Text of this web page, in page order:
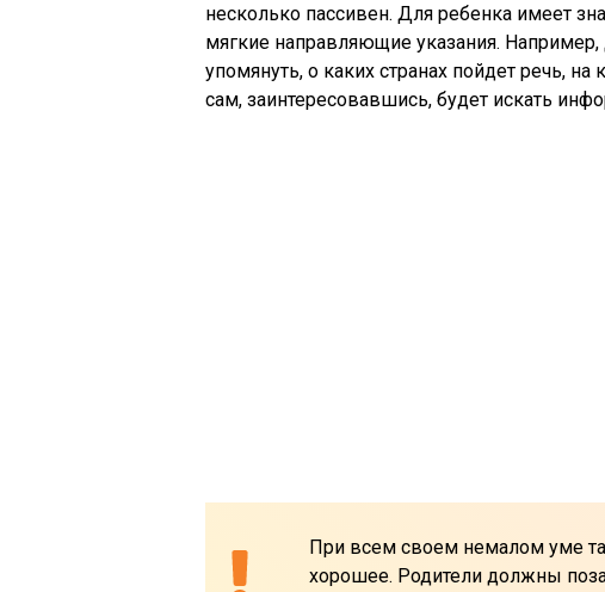
несколько пассивен. Для ребенка имеет
мягкие направляющие указания. Например,
упомянуть, о каких странах пойдет речь,
сам, заинтересовавшись, будет искать
При всем своем немалом уме
хорошее. Родители должны